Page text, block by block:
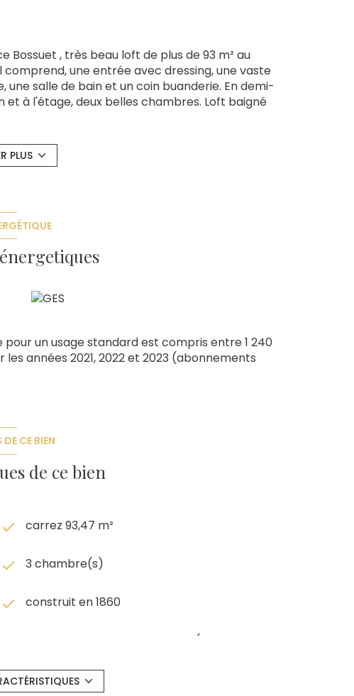
Bossuet , très beau loft de plus de 93 m² au
une entrée avec dressing, une vaste
salle de bain et un coin buanderie. En demi-
et à l'étage, deux belles chambres. Loft baigné
: A. Copropriété de 139 lots. Charges annuelles
PLUS
un usage standard est compris entre 1 240
années 2021, 2022 et 2023 (abonnements
CE BIEN
de ce bien
carrez 93,47 m²
3 chambre(s)
construit en 1860
Chauffage individuel : air pulsé (pompe à